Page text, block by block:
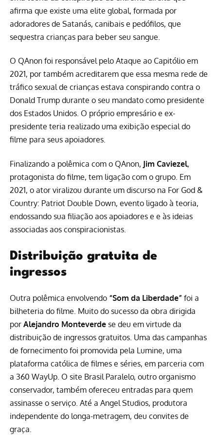
afirma que existe uma elite global, formada por
adoradores de Satanás, canibais e pedófilos, que
sequestra crianças para beber seu sangue.
O QAnon foi responsável pelo Ataque ao Capitólio em
2021, por também acreditarem que essa mesma rede de
tráfico sexual de crianças estava conspirando contra o
Donald Trump durante o seu mandato como presidente
dos Estados Unidos. O próprio empresário e ex-
presidente teria realizado uma exibição especial do
filme para seus apoiadores.
Finalizando a polêmica com o QAnon, Jim Caviezel,
protagonista do filme, tem ligação com o grupo. Em
2021, o ator viralizou durante um discurso na For God &
Country: Patriot Double Down, evento ligado à teoria,
endossando sua filiação aos apoiadores e e às ideias
associadas aos conspiracionistas.
Distribuição gratuita de
ingressos
Outra polêmica envolvendo “Som da Liberdade” foi a
bilheteria do filme. Muito do sucesso da obra dirigida
por Alejandro Monteverde se deu em virtude da
distribuição de ingressos gratuitos. Uma das campanhas
de fornecimento foi promovida pela Lumine, uma
plataforma católica de filmes e séries, em parceria com
a 360 WayUp. O site Brasil Paralelo, outro organismo
conservador, também ofereceu entradas para quem
assinasse o serviço. Até a Angel Studios, produtora
independente do longa-metragem, deu convites de
graça.